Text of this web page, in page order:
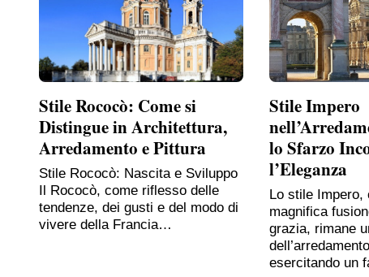
Stile Rococò: Come si
Distingue in Architettura,
Arredamento e Pittura
Stile Rococò: Nascita e Sviluppo
Il Rococò, come riflesso delle
tendenze, dei gusti e del modo di
vivere della Francia…
Stile Impero
lo Sfarzo
l’Eleganza
Lo stile Impero,
magnifica
grazia, rimane
esercitando un